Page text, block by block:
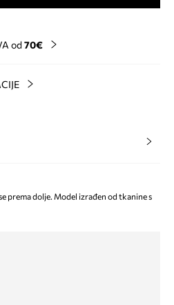
od 70€
prema dolje. Model izrađen od tkanine s